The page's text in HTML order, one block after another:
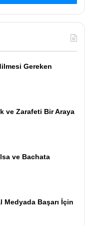
Gereken
ve Zarafeti Bir Araya
ve Bachata
Başarı İçin